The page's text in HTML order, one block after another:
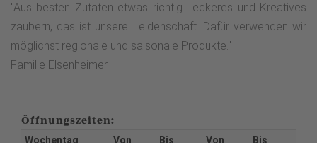
"Aus besten Zutaten etwas richtig Leckeres und Kreatives
zaubern, das ist unsere Leidenschaft. Dafür verwenden wir
möglichst regionale und saisonale Produkte."
Familie Elsenheimer
Öffnungszeiten:
Wochentag Von Bis Von
Bis